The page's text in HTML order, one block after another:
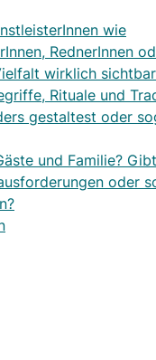
wie
RednerInnen
wirklich
Rituale und
gestaltest oder
und Familie?
oder